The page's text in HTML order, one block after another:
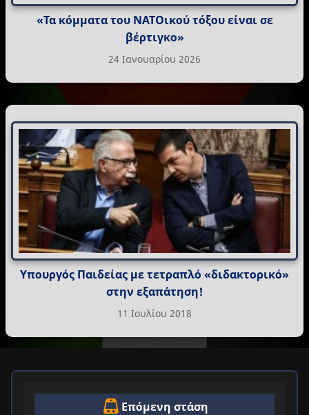
«Τα κόμματα του ΝΑΤΟικού τόξου είναι σε
βέρτιγκο»
24 Ιανουαρίου 2026
Υπουργός Παιδείας με τετραπλό «διδακτορικό»
στην εξαπάτηση!
11 Ιουλίου 2018
Επόμενη στάση